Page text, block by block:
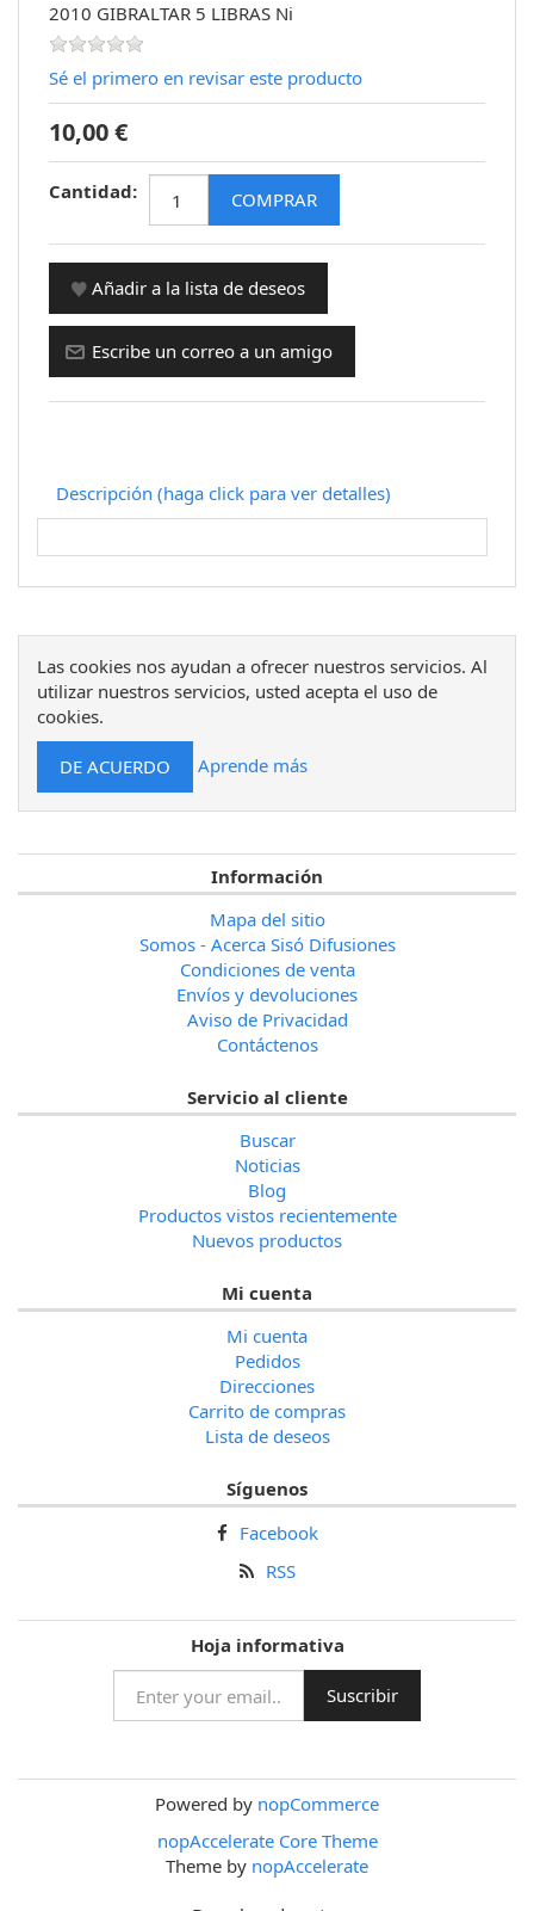
2010 GIBRALTAR 5 LIBRAS Ni
Sé el primero en revisar este producto
10,00 €
Cantidad:
Descripción (haga click para ver detalles)
Las cookies nos ayudan a ofrecer nuestros servicios. Al
utilizar nuestros servicios, usted acepta el uso de
cookies.
Aprende más
Información
Mapa del sitio
Somos - Acerca Sisó Difusiones
Condiciones de venta
Envíos y devoluciones
Aviso de Privacidad
Contáctenos
Servicio al cliente
Buscar
Noticias
Blog
Productos vistos recientemente
Nuevos productos
Mi cuenta
Mi cuenta
Pedidos
Direcciones
Carrito de compras
Lista de deseos
Síguenos
Facebook
RSS
Hoja informativa
Powered by nopCommerce
nopAccelerate Core Theme
Theme by nopAccelerate